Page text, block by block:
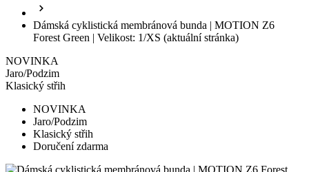
Dámská cyklistická membránová bunda | MOTION Z6
Forest Green | Velikost: 1/XS (aktuální stránka)
NOVINKA
Jaro/Podzim
Klasický střih
NOVINKA
Jaro/Podzim
Klasický střih
Doručení zdarma